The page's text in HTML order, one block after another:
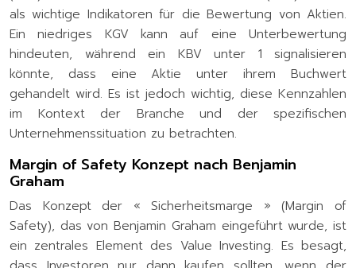
als wichtige Indikatoren für die Bewertung von Aktien.
Ein niedriges KGV kann auf eine Unterbewertung
hindeuten, während ein KBV unter 1 signalisieren
könnte, dass eine Aktie unter ihrem Buchwert
gehandelt wird. Es ist jedoch wichtig, diese Kennzahlen
im Kontext der Branche und der spezifischen
Unternehmenssituation zu betrachten.
Margin of Safety Konzept nach Benjamin
Graham
Das Konzept der « Sicherheitsmarge » (Margin of
Safety), das von Benjamin Graham eingeführt wurde, ist
ein zentrales Element des Value Investing. Es besagt,